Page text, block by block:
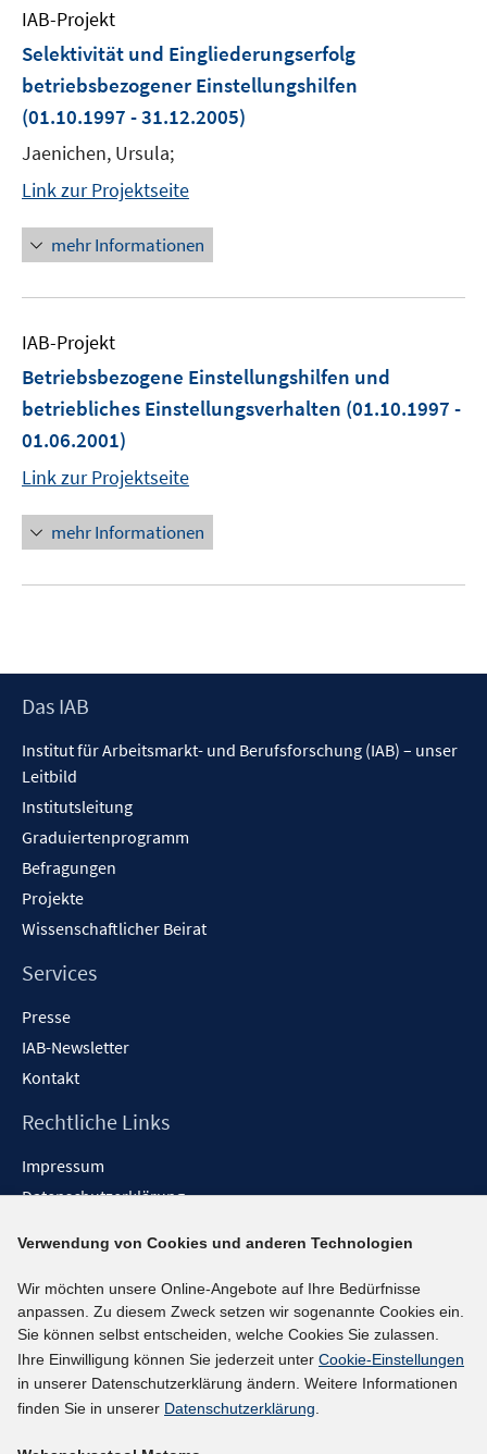
IAB-Projekt
Selektivität und Eingliederungserfolg
betriebsbezogener Einstellungshilfen
(01.10.1997 - 31.12.2005)
Jaenichen, Ursula;
Link zur Projektseite
mehr Informationen
IAB-Projekt
Betriebsbezogene Einstellungshilfen und
betriebliches Einstellungsverhalten (01.10.1997 -
01.06.2001)
Link zur Projektseite
mehr Informationen
Footer
Das IAB
Institut für Arbeitsmarkt- und Berufsforschung (IAB) – unser
Leitbild
Institutsleitung
Graduiertenprogramm
Befragungen
Projekte
Wissenschaftlicher Beirat
Services
Presse
IAB-Newsletter
Kontakt
Rechtliche Links
Impressum
Datenschutzerklärung
Barrieren melden
Social-Media-Kanäle
BlueSky
YouTube
LinkedIn
Verwendung von Cookies und anderen Technologien
Wir möchten unsere Online-Angebote auf Ihre Bedürfnisse
anpassen. Zu diesem Zweck setzen wir sogenannte Cookies ein.
Sie können selbst entscheiden, welche Cookies Sie zulassen.
Ihre Einwilligung können Sie jederzeit unter Cookie-Einstellungen
in unserer Datenschutzerklärung ändern. Weitere Informationen
finden Sie in unserer Datenschutzerklärung.